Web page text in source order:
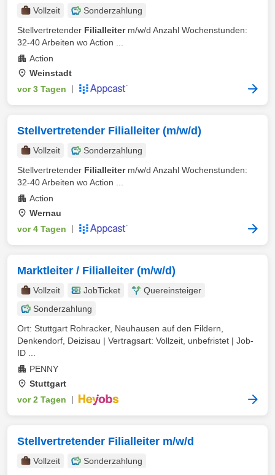
Vollzeit
Sonderzahlung
Stellvertretender Filialleiterm/w/d Anzahl Wochenstunden:
32-40 Arbeiten wo Action ...
Action
Weinstadt
vor 3 Tagen
Stellvertretender Filialleiter (m/w/d)
Vollzeit
Sonderzahlung
Stellvertretender Filialleiterm/w/d Anzahl Wochenstunden:
32-40 Arbeiten wo Action ...
Action
Wernau
vor 4 Tagen
Marktleiter / Filialleiter (m/w/d)
Vollzeit JobTicket
Quereinsteiger
Sonderzahlung
Ort: Stuttgart Rohracker, Neuhausen auf den Fildern,
Denkendorf, Deizisau | Vertragsart: Vollzeit, unbefristet | Job-
ID ...
PENNY
Stuttgart
vor 2 Tagen
Stellvertretender Filialleiter m/w/d
Vollzeit
Sonderzahlung